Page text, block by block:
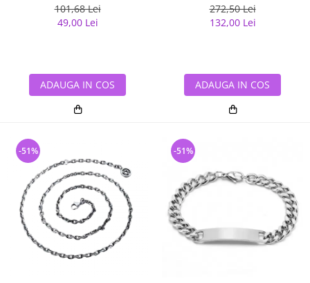
101,68 Lei
49,00 Lei
ADAUGA IN COS
272,50 Lei
132,00 Lei
ADAUGA IN COS
-51% -51%